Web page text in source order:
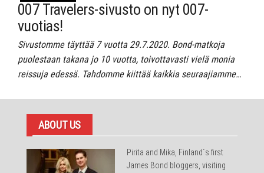
007 Travelers-sivusto on nyt 007-
vuotias!
Sivustomme täyttää 7 vuotta 29.7.2020. Bond-matkoja
puolestaan takana jo 10 vuotta, toivottavasti vielä monia
reissuja edessä. Tahdomme kiittää kaikkia seuraajiamme…
ABOUT US
Pirita and Mika, Finland´s first
James Bond bloggers, visiting